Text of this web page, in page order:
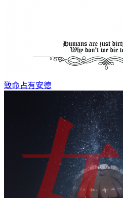
致命占有安德